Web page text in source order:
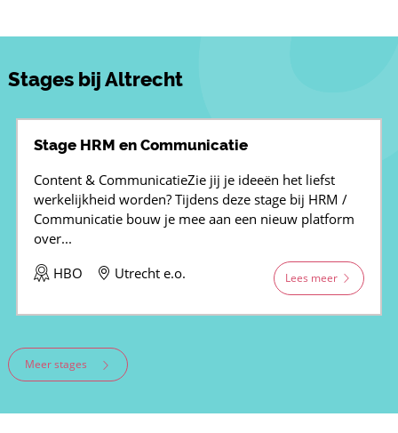
Stages bij Altrecht
Stage HRM en Communicatie
Content & CommunicatieZie jij je ideeën het liefst
werkelijkheid worden? Tijdens deze stage bij HRM /
Communicatie bouw je mee aan een nieuw platform
over...
HBO
Utrecht e.o. Lees meer
Meer stages